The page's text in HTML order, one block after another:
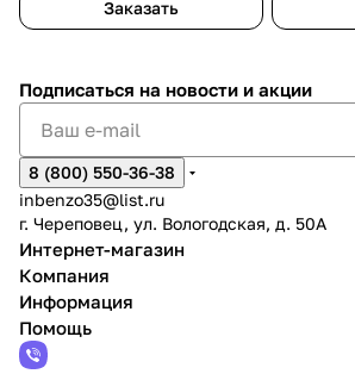
Заказать
Подписаться на новости и акции
8 (800) 550-36-38
inbenzo35@list.ru
г. Череповец, ул. Вологодская, д. 50А
Интернет-магазин
Компания
Информация
Помощь